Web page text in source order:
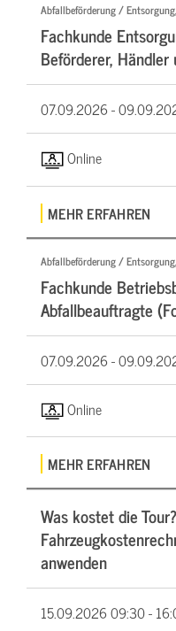
Abfallbeförderung /
Fachkunde
Beförderer,
07.09.2026 -
Online
MEHR ERFAHREN
Abfallbeförderung /
Fachkunde
Abfallbeauftragte
07.09.2026 -
Online
MEHR ERFAHREN
Was kostet die
anwenden
15.09.202609:30 -